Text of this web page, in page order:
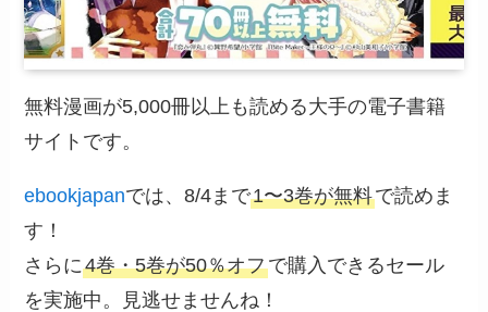
無料漫画が5,000冊以上も読める大手の電子書籍
サイトです。
ebookjapanでは、8/4まで1〜3巻が無料で読めま
す！
さらに4巻・5巻が50％オフで購入できるセール
を実施中。見逃せませんね！